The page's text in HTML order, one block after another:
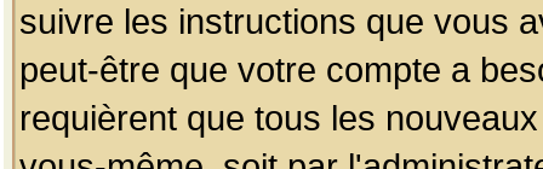
suivre les instructions que vous
peut-être que votre compte a
requièrent que tous les